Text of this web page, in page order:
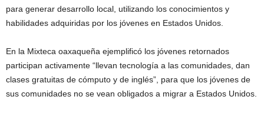
para generar desarrollo local, utilizando los conocimientos y
habilidades adquiridas por los jóvenes en Estados Unidos.
En la Mixteca oaxaqueña ejemplificó los jóvenes retornados
participan activamente “llevan tecnología a las comunidades, dan
clases gratuitas de cómputo y de inglés”, para que los jóvenes de
sus comunidades no se vean obligados a migrar a Estados Unidos.